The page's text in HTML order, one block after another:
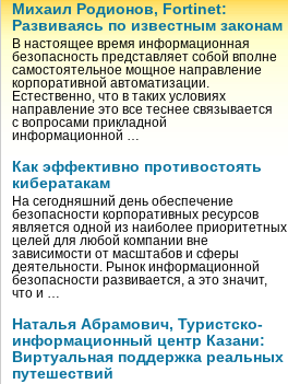
Михаил Родионов, Fortinet:
Развиваясь по известным законам
В настоящее время информационная
безопасность представляет собой вполне
самостоятельное мощное направление
корпоративной автоматизации.
Естественно, что в таких условиях
направление это все теснее связывается
с вопросами прикладной
информационной …
Как эффективно противостоять
кибератакам
На сегодняшний день обеспечение
безопасности корпоративных ресурсов
является одной из наиболее приоритетных
целей для любой компании вне
зависимости от масштабов и сферы
деятельности. Рынок информационной
безопасности развивается, а это значит,
что и …
Наталья Абрамович, Туристско-
информационный центр Казани:
Виртуальная поддержка реальных
путешествий